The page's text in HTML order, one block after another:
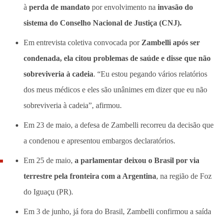
à perda de mandato por envolvimento na invasão do
sistema do Conselho Nacional de Justiça (CNJ).
Em entrevista coletiva convocada porZambelli após ser
condenada, ela citou problemas de saúde e disse que não
sobreviveria à cadeia. “Eu estou pegando vários relatórios
dos meus médicos e eles são unânimes em dizer que eu não
sobreviveria à cadeia”, afirmou.
Em 23 de maio, a defesa de Zambelli recorreu da decisão que
a condenou e apresentou embargos declaratórios.
Em 25 de maio, a parlamentar deixou o Brasil por via
terrestre pela fronteira com a Argentina, na região de Foz
do Iguaçu (PR).
Em 3 de junho, já fora do Brasil, Zambelli confirmou a saída